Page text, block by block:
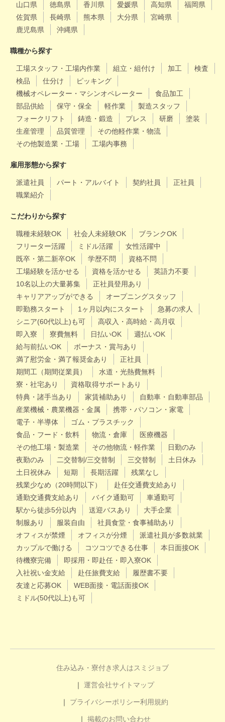
山口県
徳島県 香川県 愛媛県 高知県
福岡県
佐賀県
長崎県 熊本県 大分県
宮崎県
鹿児島県
沖縄県
職種から探す
工場スタッフ・工場内作業 組立・組付け 加工
検査
検品
仕分け
ピッキング
機械オペレーター・マシンオペレーター
食品加工
部品供給
保守・保全 軽作業
製造スタッフ
フォークリフト
鋳造・鍛造 プレス 研磨
塗装
生産管理
品質管理
その他軽作業・物流
その他製造業・工場
工場内事務
雇用形態から探す
派遣社員 パート・アルバイト 契約社員
正社員
職業紹介
こだわりから探す
職種未経験OK 社会人未経験OK
ブランクOK
フリーター活躍
ミドル活躍
女性活躍中
既卒・第二新卒OK
学歴不問
資格不問
工場経験を活かせる
資格を活かせる
英語力不要
10名以上の大量募集
正社員登用あり
キャリアアップができる
オープニングスタッフ
即勤務スタート
1ヶ月以内にスタート
急募の求人
シニア(60代以上)も可
高収入・高時給・高月収
即入寮
寮費無料 日払いOK
週払いOK
給与前払いOK
ボーナス・賞与あり
満了慰労金・満了報奨金あり
正社員
期間工（期間従業員）
水道・光熱費無料
寮・社宅あり
資格取得サポートあり
特典・諸手当あり
家賃補助あり
自動車・自動車部品
産業機械・農業機器・金属
携帯・パソコン・家電
電子・半導体
ゴム・プラスチック
食品・フード・飲料
物流・倉庫
医療機器
その他工場・製造業
その他物流・軽作業
日勤のみ
夜勤のみ
二交替制/三交替制 三交替制
土日休み
土日祝休み
短期 長期活躍
残業なし
残業少なめ（20時間以下）
赴任交通費支給あり
通勤交通費支給あり
バイク通勤可
車通勤可
駅から徒歩5分以内
送迎バスあり
大手企業
制服あり
服装自由
社員食堂・食事補助あり
オフィスが禁煙
オフィスが分煙
派遣社員が多数就業
カップルで働ける
コツコツできる仕事
本日面接OK
待機寮完備
即採用・即赴任・即入寮OK
入社祝い金支給
赴任旅費支給
履歴書不要
友達と応募OK
WEB面接・電話面接OK
ミドル(50代以上)も可
住み込み・寮付き求人はスミジョブ
運営会社サイトマップ
プライバシーポリシー利用規約
掲載のお問い合わせ